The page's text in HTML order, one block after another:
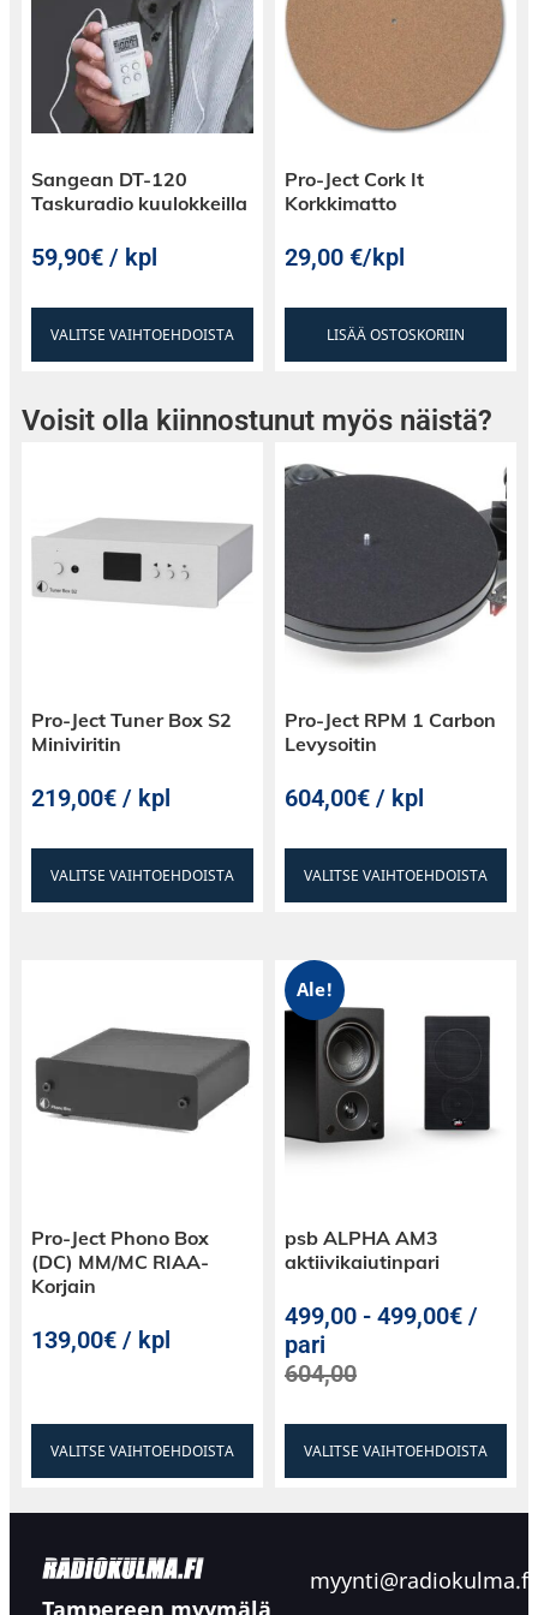
Px8-kuulokkeet tarjoavat markkinoiden
johtavaa suorituskykyä niin äänenlaadussa kuin
käyttömukavuudessakin, tehden niistä
ihanteellisen valinnan vaativimmillekin
Sangean DT-120
Taskuradio kuulokkeilla
59,90€ / kpl
VALITSE VAIHTOEHDOISTA
Pro-Ject Cork It
Korkkimatto
29,00€/kpl
LISÄÄ OSTOSKORIIN
Voisit olla kiinnostunut myös näistä?
Pro-Ject Tuner Box S2
Miniviritin
219,00€ / kpl
VALITSE VAIHTOEHDOISTA
Pro-Ject RPM 1 Carbon
Levysoitin
604,00€ / kpl
VALITSE VAIHTOEHDOISTA
Pro-Ject Phono Box
(DC) MM/MC RIAA-
Korjain
139,00€ / kpl
VALITSE VAIHTOEHDOISTA
Ale!
psb ALPHA AM3
aktiivikaiutinpari
499,00 -499,00€ /
pari
604,00
VALITSE VAIHTOEHDOISTA
Tampereen myymälä
myynti@radiokulma.fi